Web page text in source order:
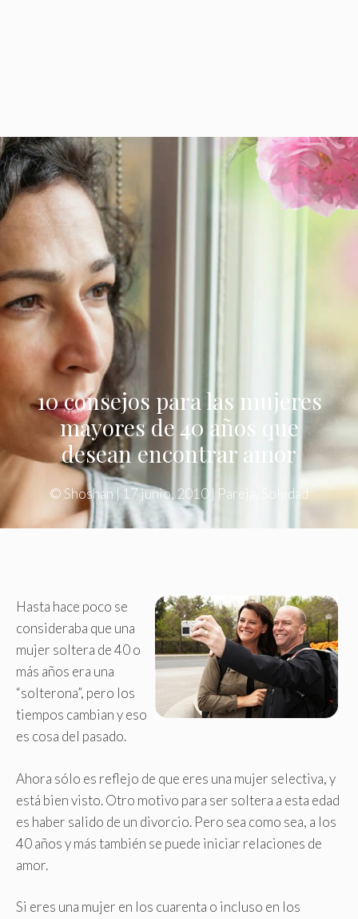
10 consejos para las mujeres
mayores de 40 años que
desean encontrar amor
© Shoshan 17 junio, 2010 | Pareja Soledad
Hasta hace poco se
consideraba que una
mujer soltera de 40 o
más años era una
“solterona”, pero los
tiempos cambian y eso
es cosa del pasado.
Ahora sólo es reflejo de que eres una mujer selectiva, y
está bien visto. Otro motivo para ser soltera a esta edad
es haber salido de un divorcio. Pero sea como sea, a los
40 años y más también se puede iniciar relaciones de
amor.
Si eres una mujer en los cuarenta o incluso en los